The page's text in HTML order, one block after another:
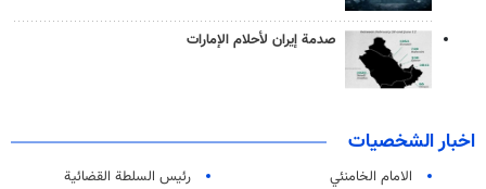
صدمة إيران لأحلام الإمارات
اخبار الشخصيات
الامام الخامنئي
رئیس السلطة القضائیة